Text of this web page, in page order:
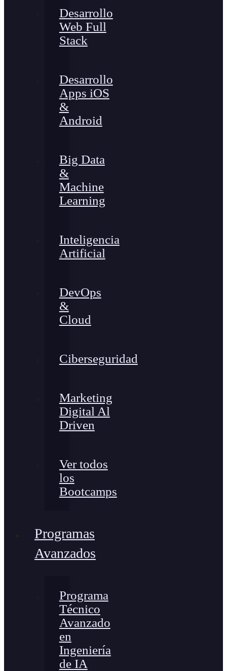
Desarrollo
Web Full
Stack
Desarrollo
Apps iOS
&
Android
Big Data
&
Machine
Learning
Inteligencia
Artificial
DevOps
&
Cloud
Ciberseguridad
Marketing
Digital Al
Driven
Ver todos
los
Bootcamps
Programas
Avanzados
Programa
Técnico
Avanzado
en
Ingeniería
de IA